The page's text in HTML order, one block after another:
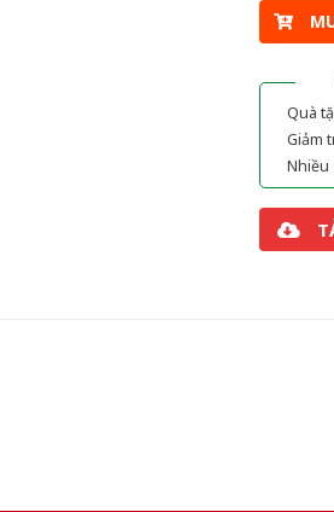
Quà
Giảm
Nhiều